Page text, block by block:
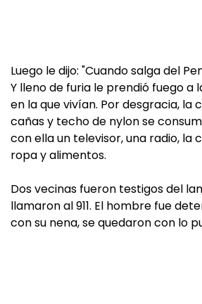
Luego le dijo: "Cuando salga del
Y lleno de furia le prendió fuego a
en la que vivían. Por desgracia, la
cañas y techo de nylon se
con ella un televisor, una radio, la
ropa y alimentos.
Dos vecinas fueron testigos del
llamaron al 911. El hombre fue
con su nena, se quedaron con lo